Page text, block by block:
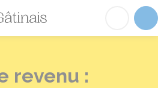
Fréville-du-
revenu :